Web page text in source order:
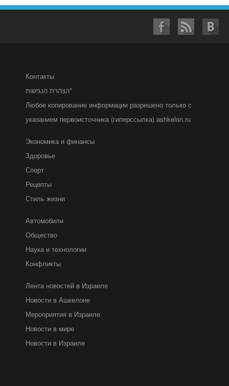
Контакты
הצהרת הנגישות*
Любое копирование информации разрешено только с
указанием первоисточника (гиперссылка) ashkelon.ru
Экономика и финансы
Здоровье
Спорт
Рецепты
Стиль жизни
Автомобили
Общество
Наука и технологии
Конфликты
Лента новостей в Израиле
Новости в Ашкелоне
Мероприятия в Израиле
Новости в мире
Новости в Израиле